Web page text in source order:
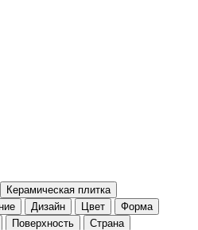
Керамическая плитка
Дизайн Цвет
Форма
Поверхность Страна